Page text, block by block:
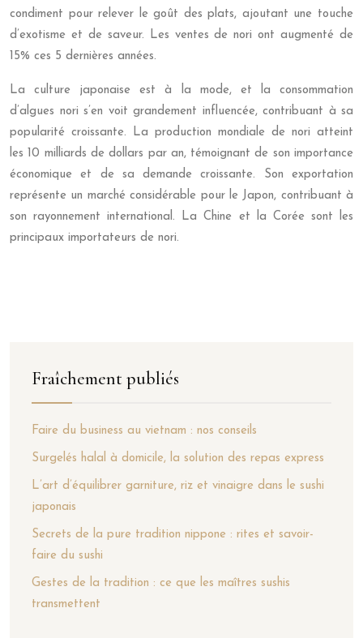
condiment pour relever le goût des plats, ajoutant une touche
d’exotisme et de saveur. Les ventes de nori ont augmenté de
15% ces 5 dernières années.
La culture japonaise est à la mode, et la consommation
d’algues nori s’en voit grandement influencée, contribuant à sa
popularité croissante. La production mondiale de nori atteint
les 10 milliards de dollars par an, témoignant de son importance
économique et de sa demande croissante. Son exportation
représente un marché considérable pour le Japon, contribuant à
son rayonnement international. La Chine et la Corée sont les
principaux importateurs de nori.
Fraîchement publiés
Faire du business au vietnam : nos conseils
Surgelés halal à domicile, la solution des repas express
L’art d’équilibrer garniture, riz et vinaigre dans le sushi
japonais
Secrets de la pure tradition nippone : rites et savoir-
faire du sushi
Gestes de la tradition : ce que les maîtres sushis
transmettent